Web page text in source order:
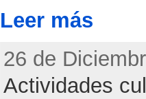
Leer más
26 de
Actividades